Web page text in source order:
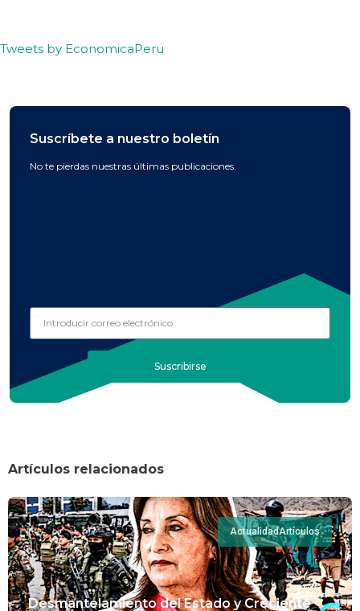
Tweets by EconomicaPeru
Suscríbete a nuestro boletín
No te pierdas nuestras últimas publicaciones.
Suscribirse
Artículos relacionados
ActualidadArtículos
Desmantelamiento del Estado y Creciente